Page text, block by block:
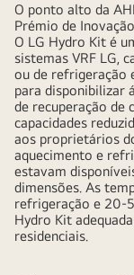
O ponto alto da
Prémio de
O LG Hydro Kit é
sistemas VRF LG,
ou de refrigeração
para disponibilizar
de recuperação de
capacidades
aos proprietários
aquecimento e
estavam
dimensões. As
refrigeração e 20-
Hydro Kit
residenciais.